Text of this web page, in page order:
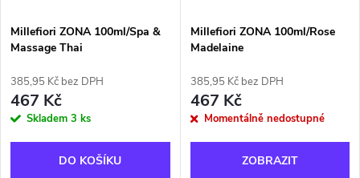
Millefiori ZONA 100ml/Spa &
Massage Thai
385,95 Kč bez DPH
467 Kč
Skladem 3 ks
DO KOŠÍKU
Millefiori ZONA 100ml/Rose
Madelaine
385,95 Kč bez DPH
467 Kč
Momentálně nedostupné
ZOBRAZIT